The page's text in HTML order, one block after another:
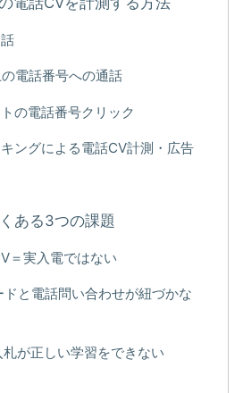
電話番号への通話
の電話番号クリック
ングによる電話CV計測・広告
ある3つの課題
実入電ではない
と電話問い合わせが紐づかな
が正しい学習をできない